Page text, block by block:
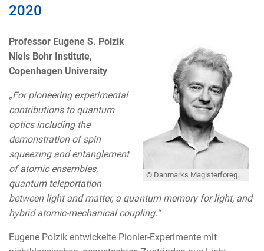
2020
© Danmarks Magisterforegning
Professor Eugene S. Polzik
Niels Bohr Institute,
Copenhagen University
„For pioneering experimental
contributions to quantum
optics including the
demonstration of spin
squeezing and entanglement
of atomic ensembles,
quantum teleportation
between light and matter, a quantum memory for light, and
hybrid atomic-mechanical coupling.“
Eugene Polzik entwickelte Pionier-Experimente mit